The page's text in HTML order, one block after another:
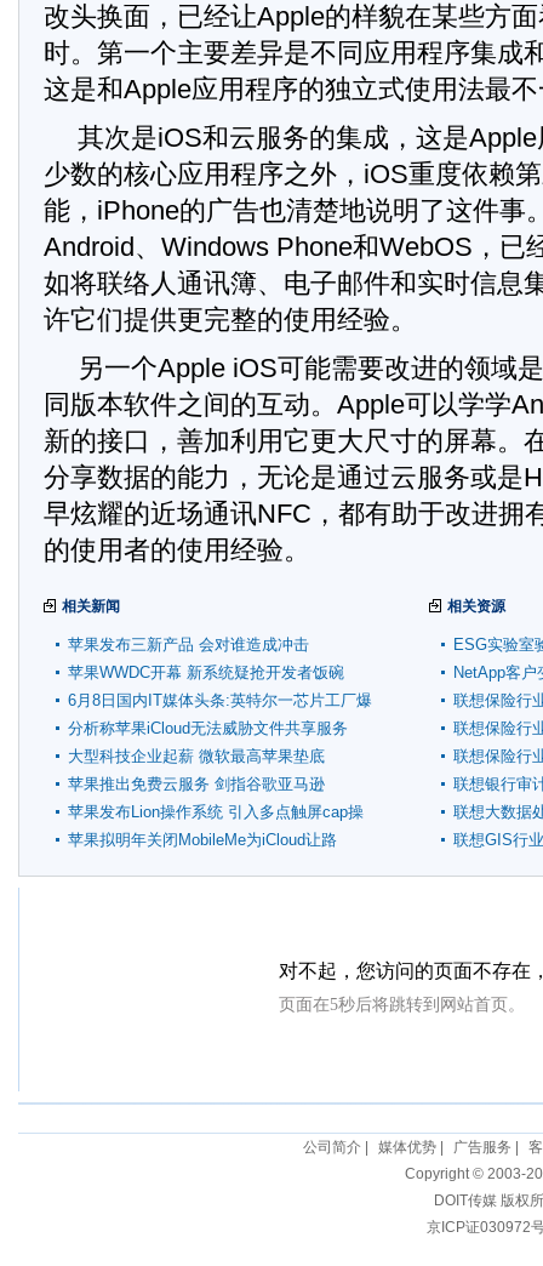
改头换面，已经让Apple的样貌在某些方
时。第一个主要差异是不同应用程序集成
这是和Apple应用程序的独立式使用法最
其次是iOS和云服务的集成，这是
少数的核心应用程序之外，iOS重度依赖
能，iPhone的广告也清楚地说明了这件事
Android、Windows Phone和WebOS，已
如将联络人通讯簿、电子邮件和实时信息
许它们提供更完整的使用经验。
另一个Apple iOS可能需要改进的领域
同版本软件之间的互动。Apple可以学学
新的接口，善加利用它更大尺寸的屏幕。
分享数据的能力，无论是通过云服务或是
早炫耀的近场通讯NFC，都有助于改进拥
的使用者的使用经验。
相关新闻
苹果发布三新产品 会对谁造成冲击
苹果WWDC开幕 新系统疑抢开发者饭碗
6月8日国内IT媒体头条:英特尔一芯片工厂爆
炸
分析称苹果iCloud无法威胁文件共享服务
大型科技企业起薪 微软最高苹果垫底
苹果推出免费云服务 剑指谷歌亚马逊
苹果发布Lion操作系统 引入多点触屏cap操
作
苹果拟明年关闭MobileMe为iCloud让路
相关资源
ESG实验室
NetApp客
联想保险行
联想保险行
联想保险行
联想银行审
联想大数据
联想GIS行
公司简介| 媒体优势| 广告服务
Copyright © 2003-
DOIT传媒 版权
京ICP证030972